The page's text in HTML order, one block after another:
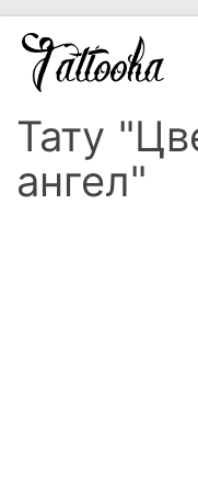
Тату
ангел"